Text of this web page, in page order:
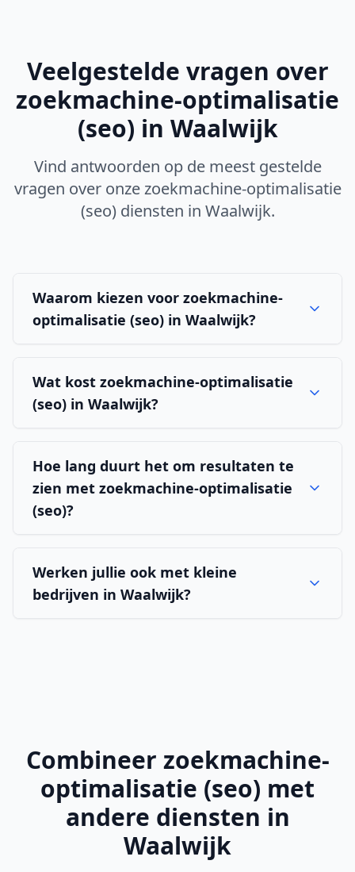
Veelgestelde vragen over
zoekmachine-optimalisatie
(seo) in Waalwijk
Vind antwoorden op de meest gestelde
vragen over onzezoekmachine-optimalisatie
(seo)diensten in Waalwijk.
Waarom kiezen voor zoekmachine-
optimalisatie (seo) in Waalwijk?
Wat kost zoekmachine-optimalisatie
(seo) in Waalwijk?
Hoe lang duurt het om resultaten te
zien met zoekmachine-optimalisatie
(seo)?
Werken jullie ook met kleine
bedrijven in Waalwijk?
Combineer zoekmachine-
optimalisatie (seo) met
andere diensten in
Waalwijk